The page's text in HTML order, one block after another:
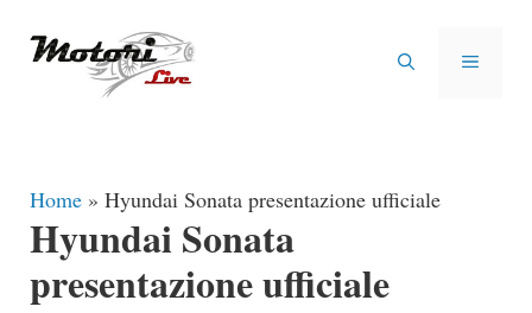
MENU
Home » Hyundai Sonata presentazione ufficiale
Hyundai Sonata
presentazione ufficiale